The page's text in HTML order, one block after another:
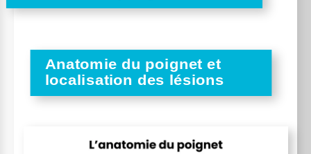
Anatomie du poignet et
localisation des lésions